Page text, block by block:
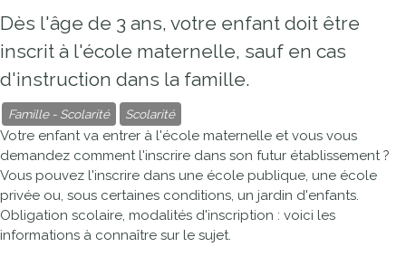
Dès l'âge de 3 ans, votre enfant doit être
inscrit à l'école maternelle, sauf en cas
d'instruction dans la famille.
Famille - Scolarité Scolarité
Votre enfant va entrer à l'école maternelle et vous vous
demandez comment l'inscrire dans son futur établissement ?
Vous pouvez l'inscrire dans une école publique, une école
privée ou, sous certaines conditions, un jardin d'enfants.
Obligation scolaire, modalités d'inscription : voici les
informations à connaître sur le sujet.